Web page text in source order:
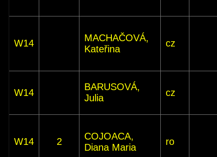
W14
MACHAČOVÁ,
Kateřina
cz
W14
BARUSOVÁ,
Julia
cz
W14 2
COJOACA,
Diana Maria
ro